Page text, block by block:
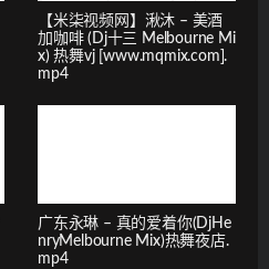
【米柒视频网】湫沐 – 美酒
加咖啡 (Dj十三 Melbourne Mi
x) 热舞vj [www.mqmix.com].
mp4
广东永琳 – 真的爱着你(DjHe
nryMelbourne Mix)热舞夜店.
mp4